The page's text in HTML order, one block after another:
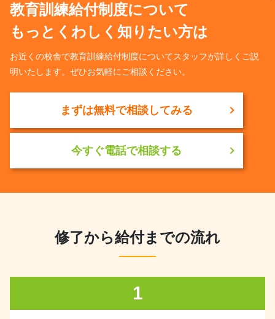
教育訓練給付制度について
もっとくわしく知りたい方は
お近くの校舎で教育訓練給付制度についてスタッフが詳しくご説
明いたします。ぜひお気軽にご相談ください。
まずは無料で相談してみる
今すぐ電話で相談する
修了から給付までの流れ
1